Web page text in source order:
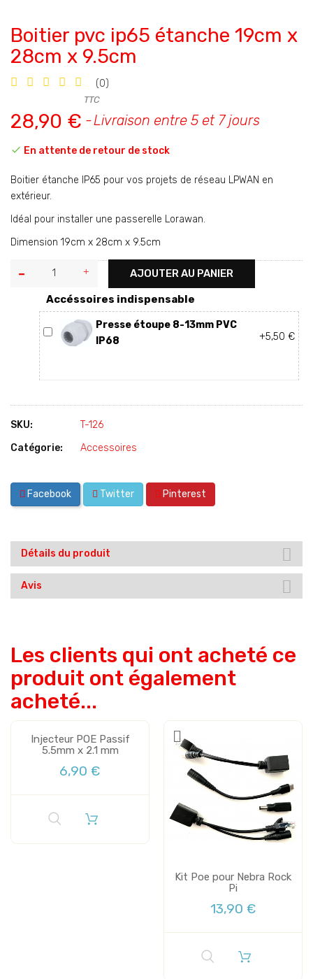
Boitier pvc ip65 étanche 19cm x
28cm x 9.5cm
(0)
28,90 €
TTC
Livraison entre 5 et 7 jours
 En attente de retour de stock
Boitier étanche IP65 pour vos projets de réseau LPWAN en
extérieur.
Idéal pour installer une passerelle Lorawan.
Dimension 19cm x 28cm x 9.5cm
AJOUTER AU PANIER
Accéssoires indispensable
Presse étoupe 8-13mm PVC
IP68
+5,50 €
SKU:
T-126
Catégorie:
Accessoires
Facebook Twitter Pinterest
Détails du produit
Avis
Les clients qui ont acheté ce
produit ont également
acheté...
Injecteur POE Passif
5.5mm x 2.1 mm
6,90 €
Kit Poe pour Nebra Rock
Pi
13,90 €